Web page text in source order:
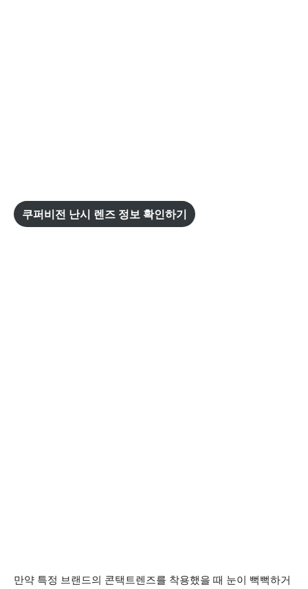
쿠퍼비전 난시 렌즈 정보 확인하기
만약 특정 브랜드의 콘택트렌즈를 착용했을 때 눈이 뻑뻑하거